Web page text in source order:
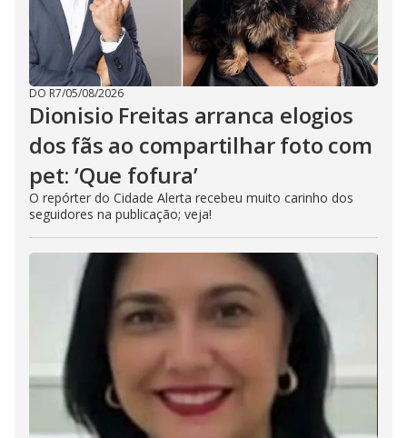
DO R7/05/08/2026
Dionisio Freitas arranca elogios
dos fãs ao compartilhar foto com
pet: ‘Que fofura’
O repórter do Cidade Alerta recebeu muito carinho dos
seguidores na publicação; veja!